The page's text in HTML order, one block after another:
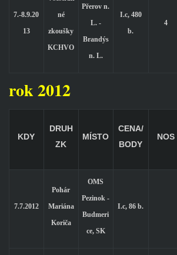
7.-8.9.20
13
né
zkoušky
KCHVO
Přerov n.
L. -
Brandýs
n. L.
I.c, 480
b.
4
rok 2012
KDY
DRUH
ZK
MÍSTO
CENA/
BODY
NOS
7.7.2012
Pohár
Mariána
Koriča
OMS
Pezinok -
Budmeri
ce, SK
I.c, 86 b.